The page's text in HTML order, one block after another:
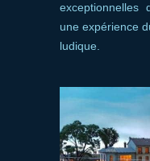
une expérience
ludique.